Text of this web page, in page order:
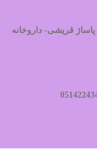
قریشی- داروخانه